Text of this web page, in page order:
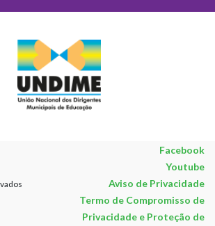
Facebook
Youtube
Aviso de Privacidade
Termo de Compromisso de
Privacidade e Proteção de